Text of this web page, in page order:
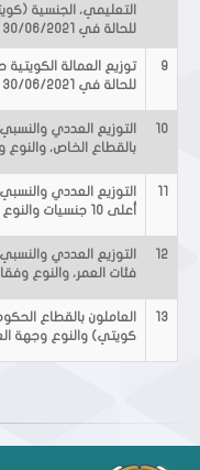
التعليمي، الجنسية
للحالة في 30/06/2021
9
توزيع العمالة
للحالة في 30/06/2021
10
التوزيع العددي
بالقطاع الخاص، والنوع وفقا
11
التوزيع العددي
أعلى 10 جنسيات والنوع وفقا للحالة في 30/06/2021
12
التوزيع العددي
فئات العمر، والنوع وفقا
13
العاملون بالقطاع
كويتي) والنوع وجهة العمل